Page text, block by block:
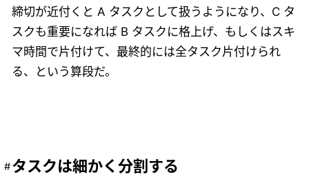
締切が近付くと A タスクとして扱うようになり、C タ
スクも重要になれば B タスクに格上げ、もしくはスキ
マ時間で片付けて、最終的には全タスク片付けられ
る、という算段だ。
タスクは細かく分割する